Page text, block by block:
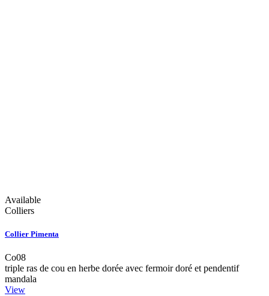
Available
Colliers
Collier Pimenta
Co08
triple ras de cou en herbe dorée avec fermoir doré et pendentif
mandala
View